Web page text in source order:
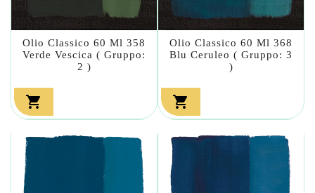
Olio Classico 60 Ml 358
Verde Vescica ( Gruppo:
2 )

Olio Classico 60 Ml 368
Blu Ceruleo ( Gruppo: 3
)
